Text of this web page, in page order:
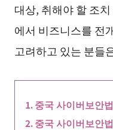
대상, 취해야 할 조
에서 비즈니스를 전
고려하고 있는 분들
중국 사이버보안
중국 사이버보안